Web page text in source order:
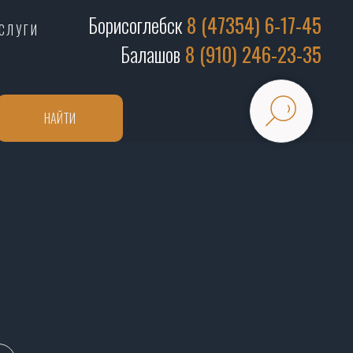
Борисоглебск8 (47354) 6-17-45
Балашов 8 (910) 246-23-35
НАЙТИ